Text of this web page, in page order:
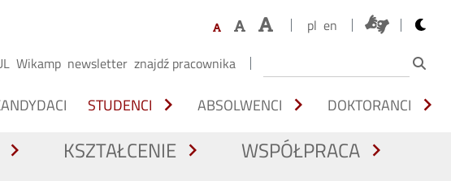
pl en opens
Wikamp newsletter znajdź pracownika
STUDENCI chevron_right ABSOLWENCI chevron_right DOKTORANCI chevron_right
chevron_right KSZTAŁCENIE chevron_right WSPÓŁPRACA chevron_right